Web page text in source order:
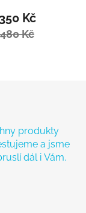
350 Kč
480 Kč
produkty
a jsme
dál i Vám.